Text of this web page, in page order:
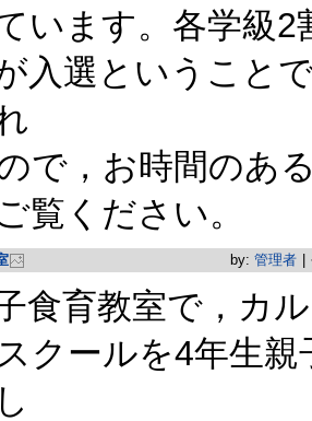
います。各学級2
入選ということ
で，お時間のあ
覧ください。
by: 管理者
食育教室で，カ
クールを4年生親